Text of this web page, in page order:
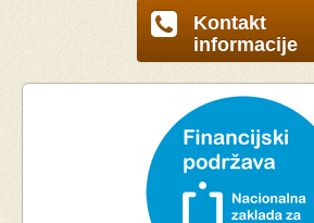
Kontakt
informacije